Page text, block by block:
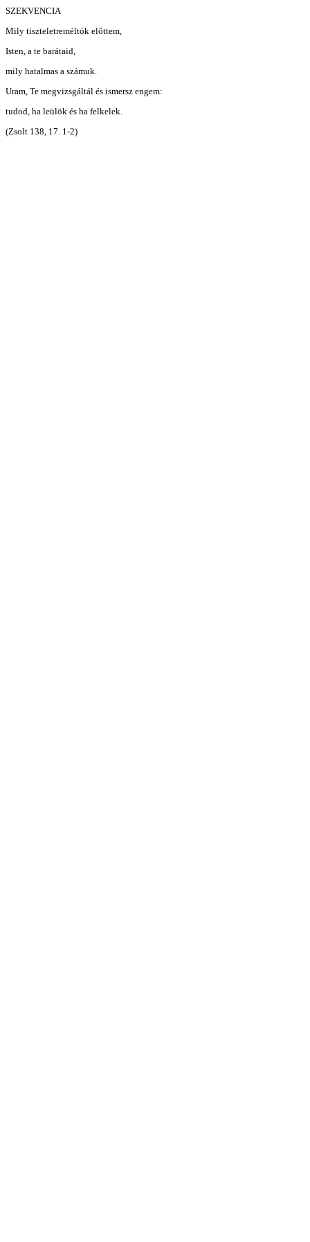
SZEKVENCIA
Mily tiszteletreméltók előttem,
Isten, a te barátaid,
mily hatalmas a számuk.
Uram, Te megvizsgáltál és ismersz engem:
tudod, ha leülök és ha felkelek.
(Zsolt 138, 17. 1-2)